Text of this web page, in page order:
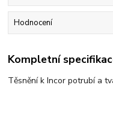
Hodnocení
Kompletní
Těsnění k Incor potrubí a